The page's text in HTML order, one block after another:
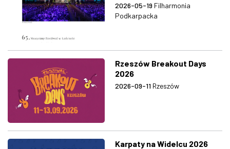
2026-05-19 Filharmonia
Podkarpacka
Rzeszów Breakout Days
2026
2026-09-11 Rzeszów
Karpaty na Widelcu 2026